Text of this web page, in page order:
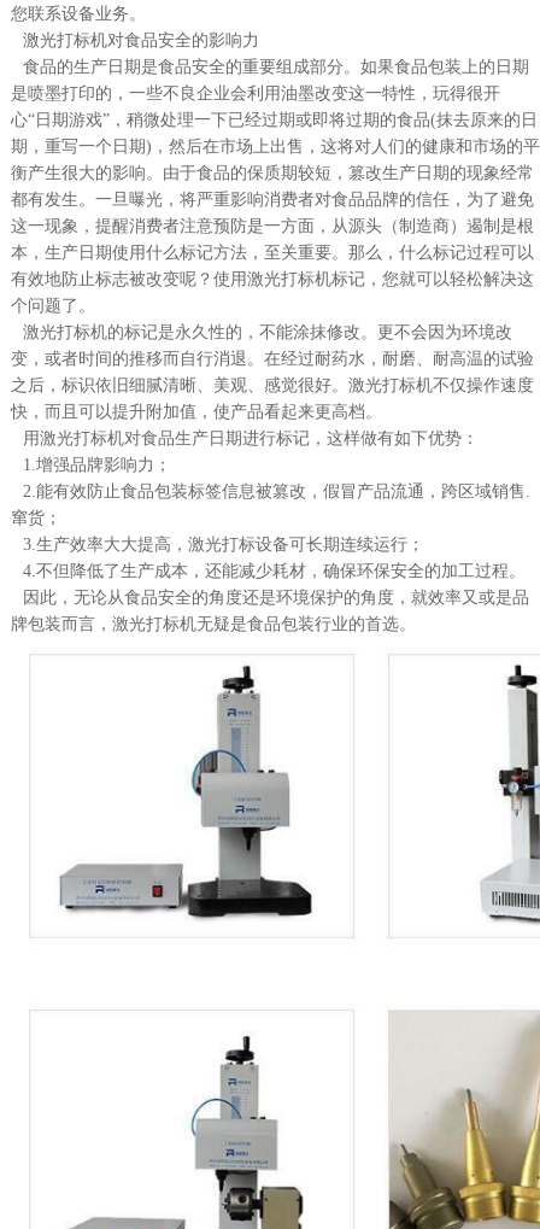
您联系设备业务。
激光打标机对食品安全的影响力
食品的生产日期是食品安全的重要组成部分。如果食品包装上的日期
是喷墨打印的，一些不良企业会利用油墨改变这一特性，玩得很开
心“日期游戏”，稍微处理一下已经过期或即将过期的食品(抹去原来的日
期，重写一个日期)，然后在市场上出售，这将对人们的健康和市场的平
衡产生很大的影响。由于食品的保质期较短，篡改生产日期的现象经常
都有发生。一旦曝光，将严重影响消费者对食品品牌的信任，为了避免
这一现象，提醒消费者注意预防是一方面，从源头（制造商）遏制是根
本，生产日期使用什么标记方法，至关重要。那么，什么标记过程可以
有效地防止标志被改变呢？使用激光打标机标记，您就可以轻松解决这
个问题了。
激光打标机的标记是永久性的，不能涂抹修改。更不会因为环境改
变，或者时间的推移而自行消退。在经过耐药水，耐磨、耐高温的试验
之后，标识依旧细腻清晰、美观、感觉很好。激光打标机不仅操作速度
快，而且可以提升附加值，使产品看起来更高档。
用激光打标机对食品生产日期进行标记，这样做有如下优势：
1.增强品牌影响力；
2.能有效防止食品包装标签信息被篡改，假冒产品流通，跨区域销售.
窜货；
3.生产效率大大提高，激光打标设备可长期连续运行；
4.不但降低了生产成本，还能减少耗材，确保环保安全的加工过程。
因此，无论从食品安全的角度还是环境保护的角度，就效率又或是品
牌包装而言，激光打标机无疑是食品包装行业的首选。